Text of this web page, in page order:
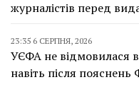
журналістів перед
23:35 6 СЕРПНЯ, 2026
УЄФА не відмовилася
навіть після